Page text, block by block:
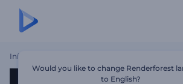
Início
Would you like to change Renderforest
to English?